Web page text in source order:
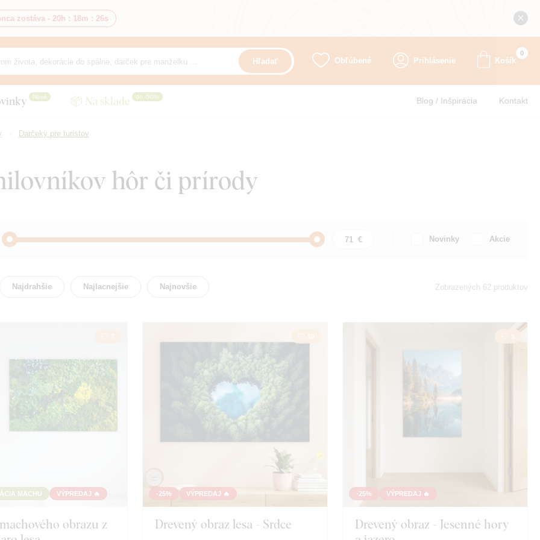
zostáva - 20h : 18m : 25s
Hľadať Obľúbené Prihlásenie Košík
0
Nové 📦 Na sklade do -50% Blog / Inšpirácia Kontakt
Darčeky pre turistov
hôr či prírody
Novinky Akcie
Zviera
Najdrahšie Najlacnejšie Najnovšie Zobrazených 62 produktov
MACHU VÝPREDAJ 🔥
obrazu z
-25% VÝPREDAJ 🔥
Drevený obraz lesa - Srdce
-25% VÝPREDAJ 🔥
Drevený obraz - Jesenné hory